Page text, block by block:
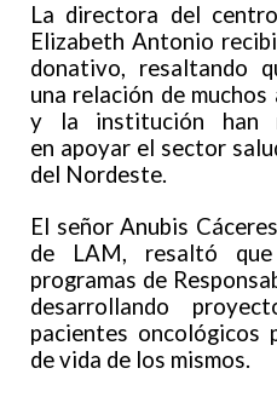
La directora del
Elizabeth Antonio
donativo, resaltando
una relación de
y la institución han
en apoyar el sector
del Nordeste.
El señor Anubis
de LAM, resaltó
programas de
desarrollando
pacientes oncológicos
de vida de los mismos.